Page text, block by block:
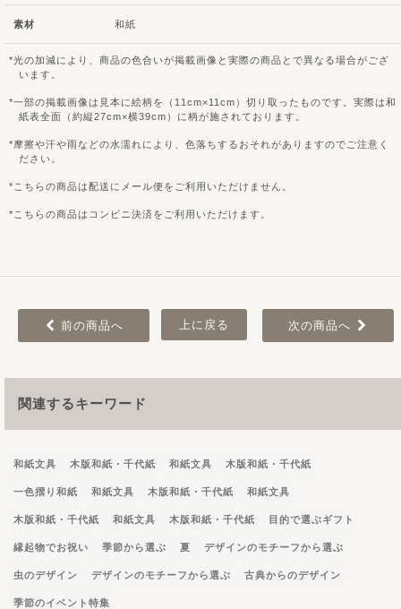
素材 和紙
光の加減により、商品の色合いが掲載画像と実際の商品とで異なる場合がござ
います。
一部の掲載画像は見本に絵柄を（11cm×11cm）切り取ったものです。実際は和
紙表全面（約縦27cm×横39cm）に柄が施されております。
摩擦や汗や雨などの水濡れにより、色落ちするおそれがありますのでご注意く
ださい。
こちらの商品は配送にメール便をご利用いただけません。
こちらの商品はコンビニ決済をご利用いただけます。
前の商品へ 上に戻る 次の商品へ
関連するキーワード
和紙文具 木版和紙・千代紙 和紙文具 木版和紙・千代紙
一色摺り和紙 和紙文具 木版和紙・千代紙 和紙文具
木版和紙・千代紙 和紙文具 木版和紙・千代紙 目的で選ぶギフト
縁起物でお祝い 季節から選ぶ 夏 デザインのモチーフから選ぶ
虫のデザイン デザインのモチーフから選ぶ 古典からのデザイン
季節のイベント特集